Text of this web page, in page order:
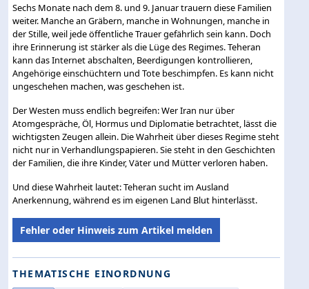
Sechs Monate nach dem 8. und 9. Januar trauern diese Familien
weiter. Manche an Gräbern, manche in Wohnungen, manche in
der Stille, weil jede öffentliche Trauer gefährlich sein kann. Doch
ihre Erinnerung ist stärker als die Lüge des Regimes. Teheran
kann das Internet abschalten, Beerdigungen kontrollieren,
Angehörige einschüchtern und Tote beschimpfen. Es kann nicht
ungeschehen machen, was geschehen ist.
Der Westen muss endlich begreifen: Wer Iran nur über
Atomgespräche, Öl, Hormus und Diplomatie betrachtet, lässt die
wichtigsten Zeugen allein. Die Wahrheit über dieses Regime steht
nicht nur in Verhandlungspapieren. Sie steht in den Geschichten
der Familien, die ihre Kinder, Väter und Mütter verloren haben.
Und diese Wahrheit lautet: Teheran sucht im Ausland
Anerkennung, während es im eigenen Land Blut hinterlässt.
Fehler oder Hinweis zum Artikel melden
THEMATISCHE EINORDNUNG